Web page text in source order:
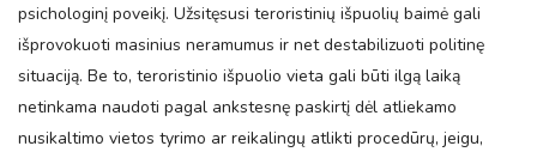
psichologinį poveikį. Užsitęsusi teroristinių išpuolių baimė gali
išprovokuoti masinius neramumus ir net destabilizuoti politinę
situaciją. Be to, teroristinio išpuolio vieta gali būti ilgą laiką
netinkama naudoti pagal ankstesnę paskirtį dėl atliekamo
nusikaltimo vietos tyrimo ar reikalingų atlikti procedūrų, jeigu,